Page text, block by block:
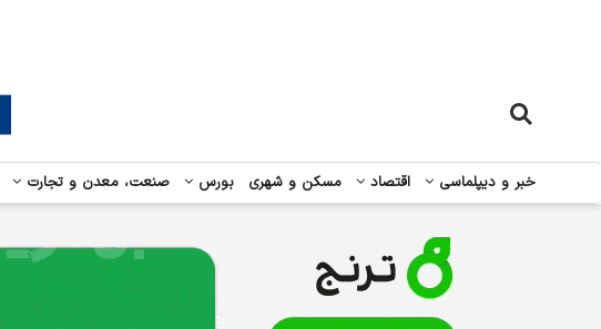
خبر و دیپلماسی اقتصاد مسکن و شهری بورس صنعت، معدن و تجارت